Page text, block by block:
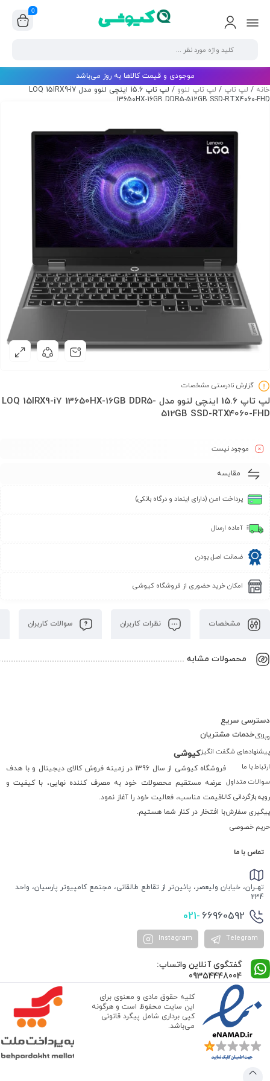
0
موجودی و قیمت کالاها به روز می‌باشد
خانه / لپ تاپ / لپ تاپ لنوو
/ لپ تاپ 15.6 اینچی لنوو مدل LOQ 15IRX9-i7
13650HX-16GB DDR5-512GB SSD-RTX4060-FHD
گزارش نادرستی مشخصات
لپ تاپ 15.6 اینچی لنوو مدل LOQ 15IRX9-i7 13650HX-16GB DDR5-
512GB SSD-RTX4060-FHD
موجود نیست
مقایسه
پرداخت امـن (دارای اینماد و درگاه بانکی)
آماده ارسال
ضمانت اصل بودن
امکان خرید حضوری از فروشگاه کیوشی
مشخصات نظرات کاربران سوالات کاربران
محصولات مشابه
دسترسی سریع
وبلاگ
پیشنهادهای شگفت انگیز
ارتباط با ما
خدمات مشتریان
سوالات متداول
رویه بازگردانی کالا
پیگیری سفارش
حریم خصوصی
کیوشی
فروشگاه کیوشی از سال 1396 در زمینه فروش کالای دیجیتال و با هدف
عرضه مستقیم محصولات خود به مصرف کننده نهایی، با کیفیت و
قیمت مناسب، فعالیت خود را آغاز نمود.
با افتخار در کنار شما هستیم.
تماس با ما
تهــران، خیابان ولیعصر، پائین‌تر از تقاطع طالقانی، مجتمع کامپیوتر پارسیان، واحد
234
021- 66960592
Telegram
Instagram
گفتگوی آنلاین واتساپ:
09354448004
کلیه حقوق مادی و معنوی برای
این سایت محفوظ است و هرگونه
کپی برداری شامل پیگرد قانونی
می‌باشد.